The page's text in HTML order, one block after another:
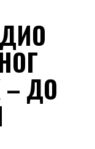
– ДО